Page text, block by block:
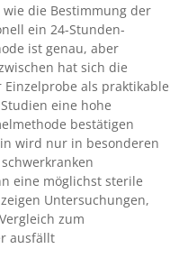
die Bestimmung der
ein 24-Stunden-
ist genau, aber
hat sich die
als praktikable
eine hohe
bestätigen
wird nur in besonderen
eine möglichst sterile
Untersuchungen,
zum
ausfällt